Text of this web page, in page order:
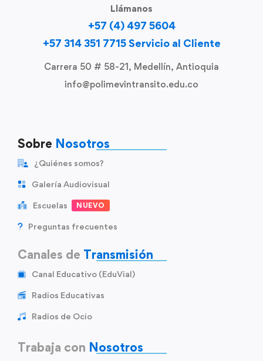
Llámanos
+57 (4) 497 5604
+57 314 351 7715 Servicio al Cliente
Carrera 50 # 58-21, Medellín, Antioquia
info@polimevintransito.edu.co
Sobre Nosotros
¿Quiénes somos?
Galería Audiovisual
Escuelas NUEVO
Preguntas frecuentes
Canales de Transmisión
Canal Educativo (EduVial)
Radios Educativas
Radios de Ocio
Trabaja con Nosotros